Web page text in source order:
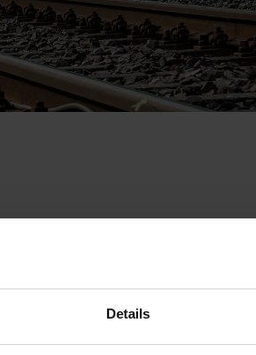
Details
nachweislich einer Erfahrungszeit im